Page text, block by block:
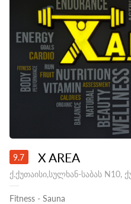
9.7 X AREA
ქ.ქუთაისი,სულხან-საბას N10,
Fitness - Sauna